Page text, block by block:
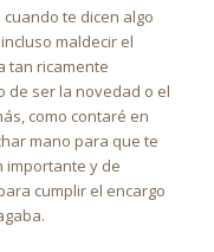
te dicen algo
maldecir el
tan ricamente
de ser la novedad o el
como contaré en
mano para que te
importante y de
cumplir el encargo